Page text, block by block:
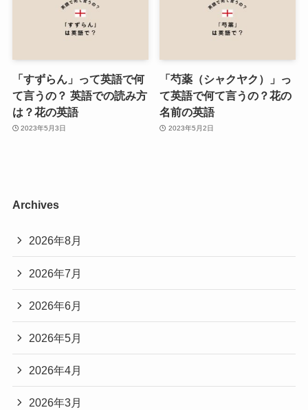
「すずらん」って英語で何
て言うの？ 英語での読み方
は？花の英語
2023年5月3日
「芍薬（シャクヤク）」っ
て英語で何て言うの？花の
名前の英語
2023年5月2日
Archives
2026年8月
2026年7月
2026年6月
2026年5月
2026年4月
2026年3月